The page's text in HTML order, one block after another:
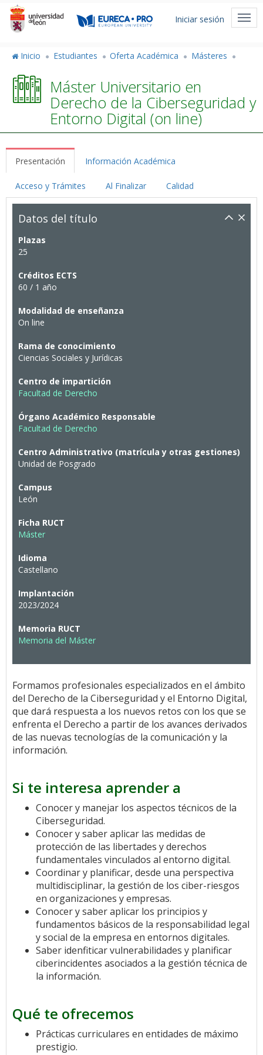
Pasar
contenido
Menú
cuenta
usuario
Iniciar sesión
Inicio Estudiantes Oferta Académica Másteres
Máster Universitario en
Derecho de la Ciberseguridad y
Entorno Digital (on line)
Presentación Información Académica
Acceso y Trámites Al Finalizar Calidad
Datos del título
Plazas
25
Créditos ECTS
60 / 1 año
Modalidad de enseñanza
On line
Rama de conocimiento
Ciencias Sociales y Jurídicas
Centro de impartición
Facultad de Derecho
Órgano Académico Responsable
Facultad de Derecho
Centro Administrativo (matrícula y otras gestiones)
Unidad de Posgrado
Campus
León
Ficha RUCT
Máster
Idioma
Castellano
Implantación
2023/2024
Memoria RUCT
Memoria del Máster
Formamos profesionales especializados en el ámbito
del Derecho de la Ciberseguridad y el Entorno Digital,
que dará respuesta a los nuevos retos con los que se
enfrenta el Derecho a partir de los avances derivados
de las nuevas tecnologías de la comunicación y la
información.
Si te interesa aprender a
Conocer y manejar los aspectos técnicos de la
Ciberseguridad.
Conocer y saber aplicar las medidas de
protección de las libertades y derechos
fundamentales vinculados al entorno digital.
Coordinar y planificar, desde una perspectiva
multidisciplinar, la gestión de los ciber-riesgos
en organizaciones y empresas.
Conocer y saber aplicar los principios y
fundamentos básicos de la responsabilidad legal
y social de la empresa en entornos digitales.
Saber idenfiticar vulnerabilidades y planificar
ciberincidentes asociados a la gestión técnica de
la información.
Qué te ofrecemos
Prácticas curriculares en entidades de máximo
prestigio.